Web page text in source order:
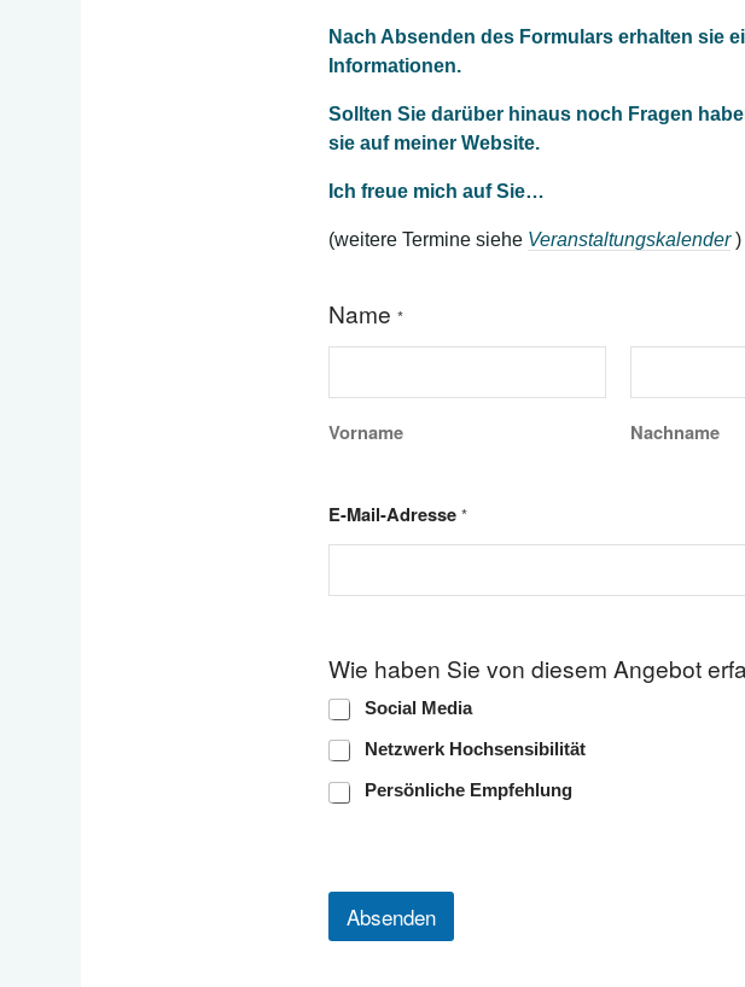
Nach Absenden des Formulars erhalten sie
Informationen.
Sollten Sie darüber hinaus noch Fragen
sie auf meiner Website.
Ich freue mich auf Sie…
(weitere Termine siehe Veranstaltungskalender)
Name *
Vorname Nachname
E-Mail-Adresse *
i
e
s
e
m
E
-
l
A
Wie haben Sie von diesem Angebot
Social Media
Netzwerk Hochsensibilität
Persönliche Empfehlung
Absenden